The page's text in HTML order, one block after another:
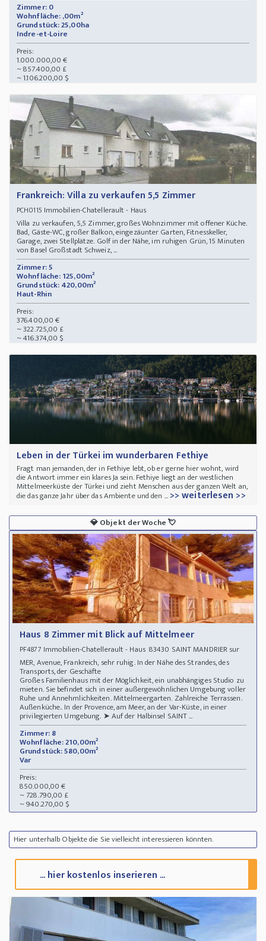
Zimmer: 0
Wohnfläche: ,00m²
Grundstück: 25,00ha
Indre-et-Loire
Preis:
1.000.000,00 €
~ 857.400,00 £
~ 1.106.200,00 $
Frankreich: Villa zu verkaufen 5,5 Zimmer
PCH0115 Immobilien-Chatellerault - Haus
Villa zu verkaufen, 5,5 Zimmer, großes Wohnzimmer mit offener Küche.
Bad, Gäste-WC, großer Balkon, eingezäunter Garten, Fitnesskeller,
Garage, zwei Stellplätze. Golf in der Nähe, im ruhigen Grün, 15 Minuten
von Basel Großstadt Schweiz, ...
Zimmer: 5
Wohnfläche: 125,00m²
Grundstück: 420,00m²
Haut-Rhin
Preis:
376.400,00 €
~ 322.725,00 £
~ 416.374,00 $
Leben in der Türkei im wunderbaren Fethiye
Fragt man jemanden, der in Fethiye lebt, ob er gerne hier wohnt, wird
die Antwort immer ein klares Ja sein. Fethiye liegt an der westlichen
Mittelmeerküste der Türkei und zieht Menschen aus der ganzen Welt an,
die das ganze Jahr über das Ambiente und den ...>> weiterlesen >>
💎Objekt der Woche💘
Haus 8 Zimmer mit Blick auf Mittelmeer
PF4877 Immobilien-Chatellerault - Haus 83430 SAINT MANDRIER sur
MER, Avenue, Frankreich, sehr ruhig. In der Nähe des Strandes, des
Transports, der Geschäfte
Großes Familienhaus mit der Möglichkeit, ein unabhängiges Studio zu
mieten. Sie befindet sich in einer außergewöhnlichen Umgebung voller
Ruhe und Annehmlichkeiten. Mittelmeergarten. Zahlreiche Terrassen.
Außenküche.. In der Provence, am Meer, an der Var-Küste, in einer
privilegierten Umgebung. ➤ Auf der Halbinsel SAINT ...
Zimmer: 8
Wohnfläche: 210,00m²
Grundstück: 580,00m²
Var
Preis:
850.000,00 €
~ 728.790,00 £
~ 940.270,00 $
Hier unterhalb Objekte die Sie vielleicht interessieren könnten.
... hier kostenlos inserieren ...